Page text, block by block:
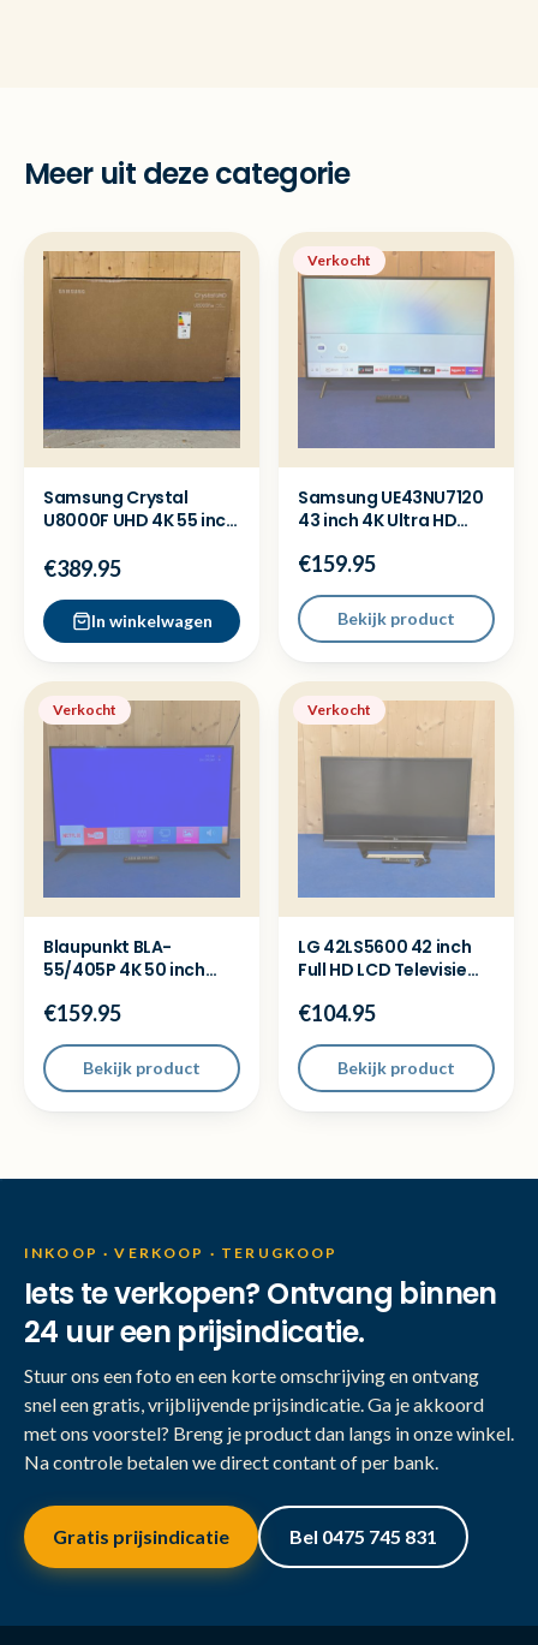
Meer uit deze categorie
Samsung Crystal
U8000F UHD 4K 55 inch
€389.95
In winkelwagen
Verkocht
Samsung UE43NU7120
43 inch 4K Ultra HD
€159.95
Bekijk product
Verkocht
Blaupunkt BLA-
55/405P 4K 50 inch
televisie
€159.95
Bekijk product
Verkocht
LG 42LS5600 42 inch
Full HD LCD Televisie
€104.95
Bekijk product
INKOOP · VERKOOP · TERUGKOOP
Iets te verkopen? Ontvang binnen
24 uur een prijsindicatie.
Stuur ons een foto en een korte omschrijving en ontvang
snel een gratis, vrijblijvende prijsindicatie. Ga je akkoord
met ons voorstel? Breng je product dan langs in onze winkel.
Na controle betalen we direct contant of per bank.
Gratis prijsindicatie Bel 0475 745 831